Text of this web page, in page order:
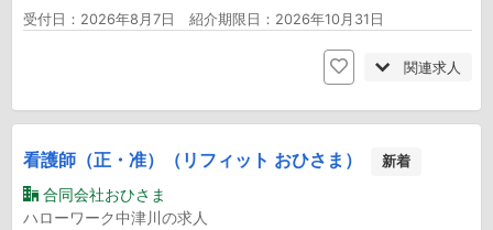
受付日：2026年8月7日 紹介期限日：2026年10月31日
関連求人
看護師（正・准）（リフィット おひさま） 新着
合同会社おひさま
ハローワーク中津川の求人